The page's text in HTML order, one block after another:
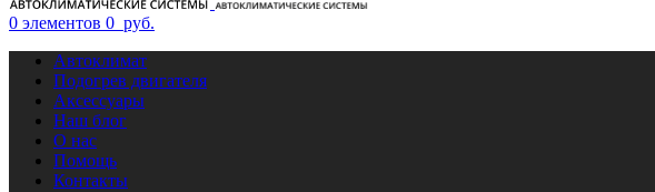
0 элементов 0 руб.
Автоклимат
Подогрев двигателя
Аксессуары
Наш блог
О нас
Помощь
Контакты